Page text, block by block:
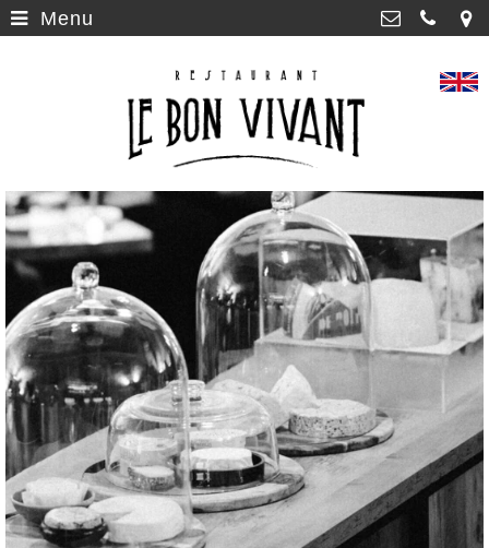
>
Geschiedenis >
Nieuws >
Vacatures >
André Rieu >
Le Bon Vivant
Capucijnenstraat 91 , 6211 RP
Maastricht
043 - 321 0816
Menu